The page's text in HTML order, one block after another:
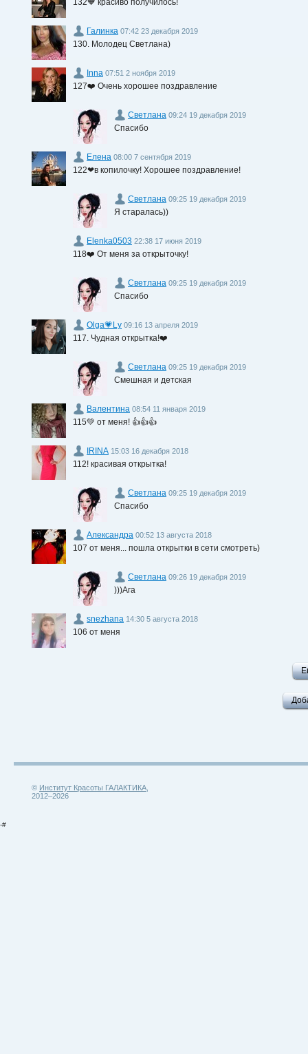
132🧡 красиво получилось!
Галинка 07:42 23 декабря 2019
130. Молодец Светлана)
Inna 07:51 2 ноября 2019
127❤️ Очень хорошее поздравление
Светлана 09:24 19 декабря 2019
Спасибо
Елена 08:00 7 сентября 2019
122❤в копилочку! Хорошее поздравление!
Светлана 09:25 19 декабря 2019
Я старалась))
Elenka0503 22:38 17 июня 2019
118❤️ От меня за открыточку!
Светлана 09:25 19 декабря 2019
Спасибо
Olga💗Ly 09:16 13 апреля 2019
117. Чудная открытка!❤️
Светлана 09:25 19 декабря 2019
Смешная и детская
Валентина 08:54 11 января 2019
115💚 от меня! 👍👍👍
IRINA 15:03 16 декабря 2018
112! красивая открытка!
Светлана 09:25 19 декабря 2019
Спасибо
Александра 00:52 13 августа 2018
107 от меня... пошла открытки в сети смотреть)
Светлана 09:26 19 декабря 2019
)))Ага
snezhana 14:30 5 августа 2018
106 от меня
© Институт Красоты ГАЛАКТИКА
2012–2026
-#